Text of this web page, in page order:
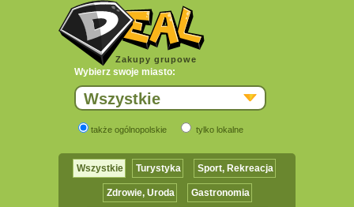
Zakupy grupowe
Wybierz swoje miasto:
Wszystkie
także ogólnopolskie tylko lokalne
Wszystkie Turystyka Sport, Rekreacja
Zdrowie, Uroda Gastronomia